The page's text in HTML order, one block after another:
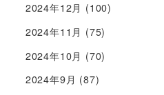
2024年12月 (100)
2024年11月 (75)
2024年10月 (70)
2024年9月 (87)